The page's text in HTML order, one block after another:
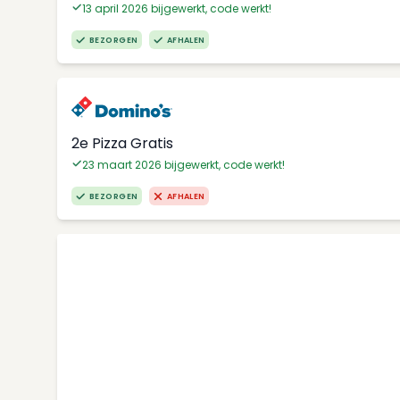
13 april 2026 bijgewerkt, code werkt!
BEZORGEN AFHALEN
2e Pizza Gratis
23 maart 2026 bijgewerkt, code werkt!
BEZORGEN AFHALEN